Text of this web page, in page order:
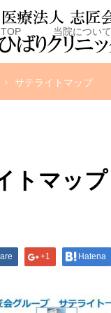
TOP 当院について
サテライトマップ
トマップ
+1 Hatena